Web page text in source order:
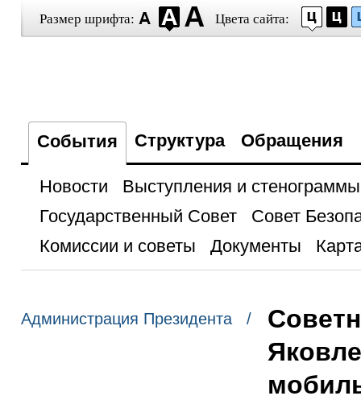
Размер шрифта: Цвета сайта:
События Структура Обращения
Новости
Выступления и стенограммы
Государственный Совет
Совет
Комиссии и советы
Документы
Администрация Президента /